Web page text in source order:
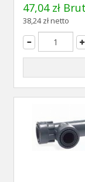
47,04 zł
38,24 zł netto